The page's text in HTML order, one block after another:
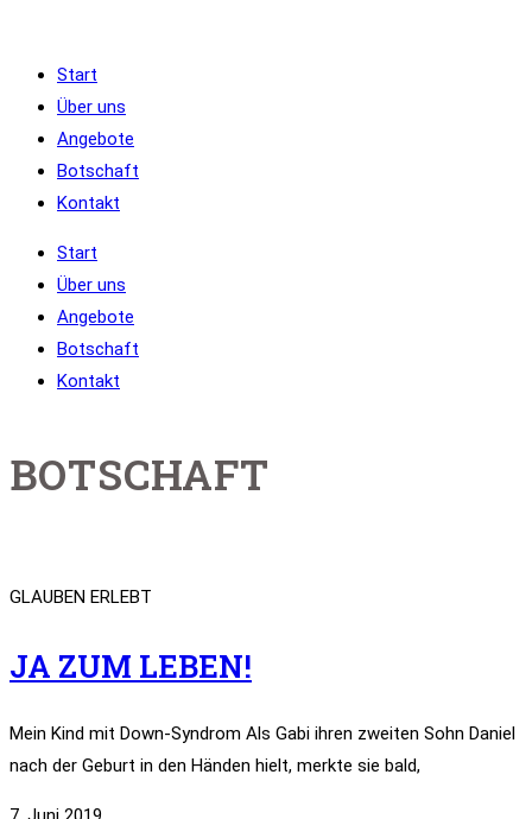
springen
Start
Über uns
Angebote
Botschaft
Kontakt
Start
Über uns
Angebote
Botschaft
Kontakt
BOTSCHAFT
GLAUBEN ERLEBT
JA ZUM LEBEN!
Mein Kind mit Down-Syndrom Als Gabi ihren zweiten Sohn Daniel
nach der Geburt in den Händen hielt, merkte sie bald,